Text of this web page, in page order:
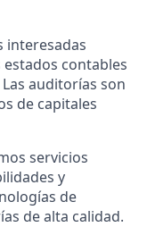
interesadas
contables
auditorías son
de capitales
servicios
y
de
de alta calidad.